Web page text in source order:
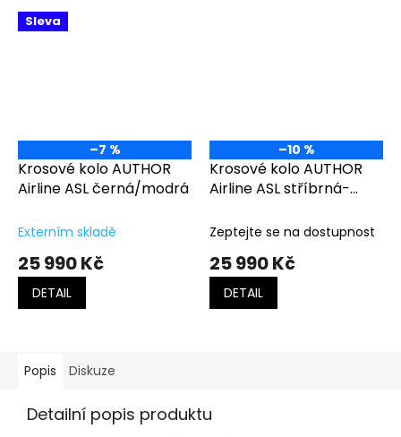
Sleva
–7 %
Krosové kolo AUTHOR
Airline ASL černá/modrá
Externím skladě
25 990 Kč
DETAIL
–10 %
Krosové kolo AUTHOR
Airline ASL stříbrná-
Zeptejte se na dostupnost
25 990 Kč
DETAIL
Popis Diskuze
Detailní popis produktu